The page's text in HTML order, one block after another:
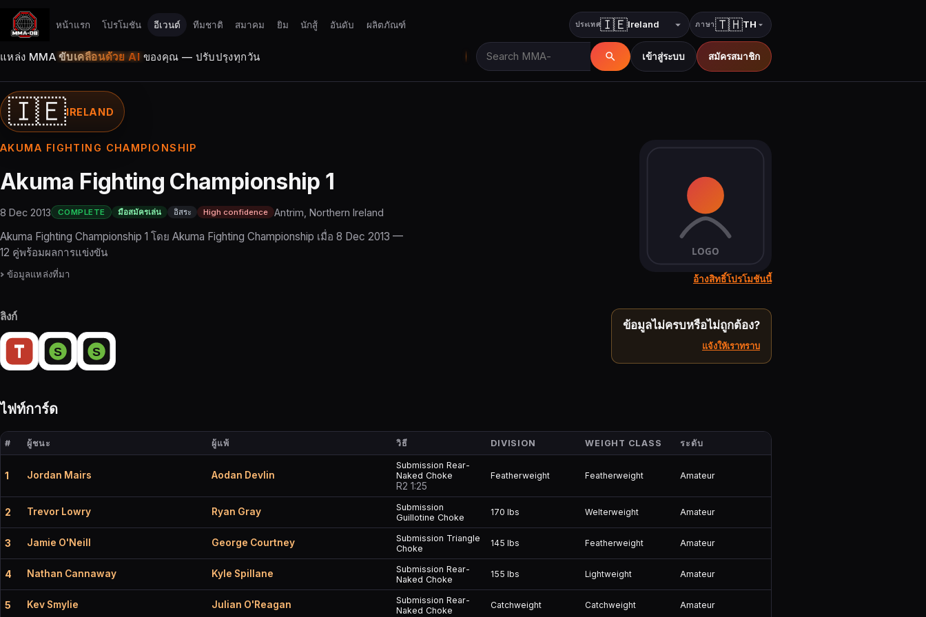
หน้าแรก โปรโมชัน อีเวนต์ ทีมชาติ สมาคม ยิม นักสู้ อันดับ ผลิตภัณฑ์ ประเทศ🇮🇪ประเทศ
ภาษา🇹🇭TH
ภาษา
แหล่ง MMAขับเคลื่อนด้วย AI ของคุณ — ปรับปรุงทุกวัน เข้าสู่ระบบ สมัครสมาชิก
🇮🇪IRELAND
AKUMA FIGHTING CHAMPIONSHIP
Akuma Fighting Championship 1
8 Dec 2013 COMPLETE มือสมัครเล่น อิสระ High confidence Antrim, Northern Ireland
Akuma Fighting Championship 1 โดย Akuma Fighting Championship เมื่อ 8 Dec 2013 —
12 คู่พร้อมผลการแข่งขัน
ข้อมูลแหล่งที่มา อ้างสิทธิ์โปรโมชันนี้
ลิงก์
ข้อมูลไม่ครบหรือไม่ถูกต้อง?
แจ้งให้เราทราบ
ไฟท์การ์ด
# ผู้ชนะ ผู้แพ้ วิธี DIVISION WEIGHT CLASS ระดับ
1 Jordan Mairs Aodan Devlin
Submission Rear-
Naked Choke
R2 1:25
Featherweight Featherweight Amateur
2 Trevor Lowry Ryan Gray
Submission
Guillotine Choke
170 lbs Welterweight Amateur
3 Jamie O'Neill George Courtney
Submission Triangle
Choke
145 lbs Featherweight Amateur
4 Nathan Cannaway Kyle Spillane
Submission Rear-
Naked Choke
155 lbs Lightweight Amateur
5 Kev Smylie Julian O'Reagan
Submission Rear-
Naked Choke
Catchweight Catchweight Amateur